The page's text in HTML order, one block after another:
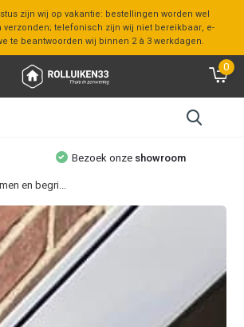
zijn wij op vakantie: bestellingen worden wel
verzonden; telefonisch zijn wij niet bereikbaar, e-
te beantwoorden wij binnen 2 à 3 werkdagen.
0
Bezoek onzeshowroom
en begri...